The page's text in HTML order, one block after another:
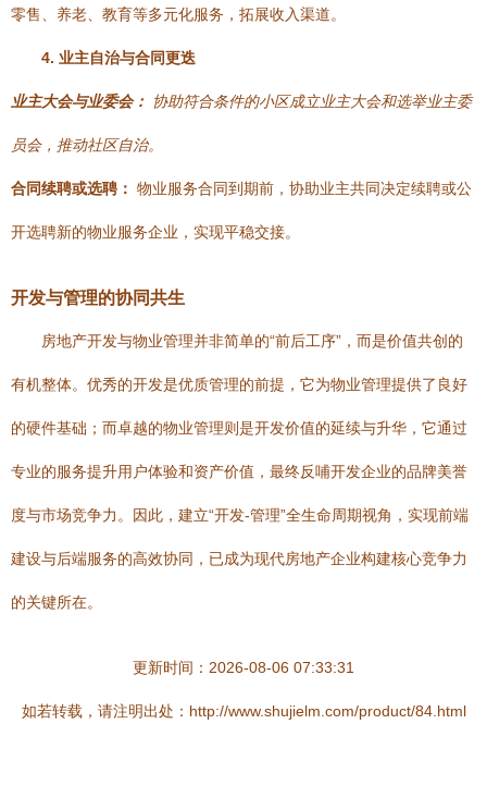
零售、养老、教育等多元化服务，拓展收入渠道。
4. 业主自治与合同更迭
业主大会与业委会： 协助符合条件的小区成立业主大会和选举业主委
员会，推动社区自治。
合同续聘或选聘： 物业服务合同到期前，协助业主共同决定续聘或公
开选聘新的物业服务企业，实现平稳交接。
开发与管理的协同共生
房地产开发与物业管理并非简单的“前后工序”，而是价值共创的
有机整体。优秀的开发是优质管理的前提，它为物业管理提供了良好
的硬件基础；而卓越的物业管理则是开发价值的延续与升华，它通过
专业的服务提升用户体验和资产价值，最终反哺开发企业的品牌美誉
度与市场竞争力。因此，建立“开发-管理”全生命周期视角，实现前端
建设与后端服务的高效协同，已成为现代房地产企业构建核心竞争力
的关键所在。
更新时间：2026-08-06 07:33:31
如若转载，请注明出处：http://www.shujielm.com/product/84.html